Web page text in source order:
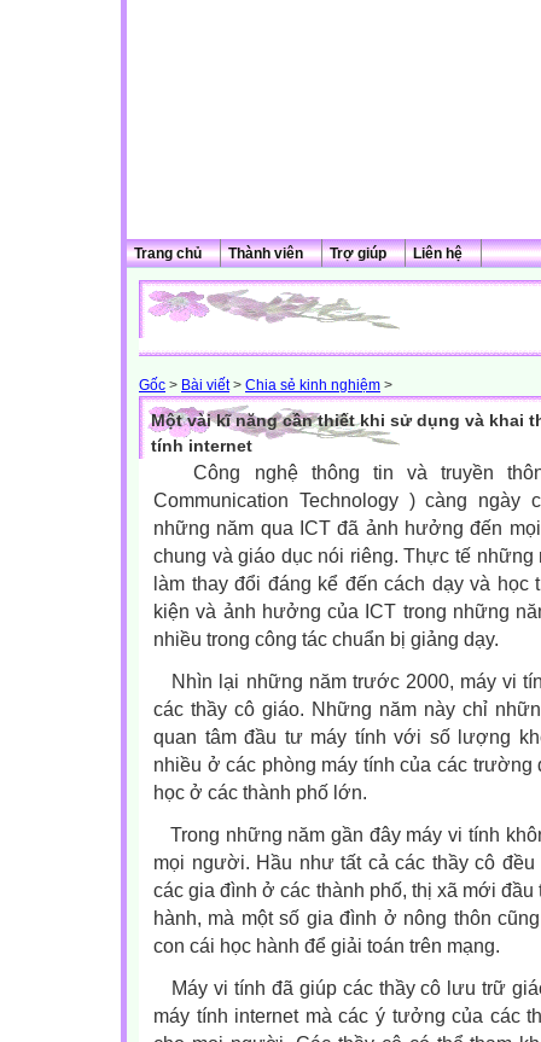
Trang chủ Thành viên Trợ giúp Liên hệ
Gốc > Bài viết> Chia sẻ kinh nghiệm >
Một vài kĩ năng cần thiết khi sử dụng và khai
tính internet
Công nghệ thông tin và truyền
Communication Technology ) càng ngày
những năm qua ICT đã ảnh hưởng đến
chung và giáo dục nói riêng. Thực tế
làm thay đổi đáng kể đến cách dạy và
kiện và ảnh hưởng của ICT trong những
nhiều trong công tác chuẩn bị giảng dạy.
Nhìn lại những năm trước 2000, máy vi
các thầy cô giáo. Những năm này chỉ
quan tâm đầu tư máy tính với số lượng
nhiều ở các phòng máy tính của các trường
học ở các thành phố lớn.
Trong những năm gần đây máy vi tính
mọi người. Hầu như tất cả các thầy cô
các gia đình ở các thành phố, thị xã mới
hành, mà một số gia đình ở nông thôn
con cái học hành để giải toán trên mạng.
Máy vi tính đã giúp các thầy cô lưu trữ
máy tính internet mà các ý tưởng của các